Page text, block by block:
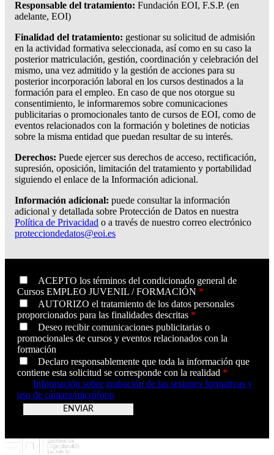
Responsable del tratamiento: Fundación EOI, F.S.P. (en
adelante, EOI)
Finalidad del tratamiento: gestionar su solicitud de admisión
en la actividad formativa seleccionada, así como en su caso la
posterior matriculación, gestión, coordinación y celebración del
mismo, una vez admitido y la gestión de acciones para su
posterior incorporación laboral en los cursos destinados a la
formación para el empleo. En caso de que nos otorgue su
consentimiento, le informaremos sobre comunicaciones
publicitarias o promocionales tanto de cursos de EOI, como de
eventos relacionados con la formación y boletines de noticias
sobre la misma entidad que puedan resultar de su interés.
Derechos: Puede ejercer sus derechos de acceso, rectificación,
supresión, oposición, limitación del tratamiento y portabilidad
siguiendo el enlace de la Información adicional.
Información adicional: puede consultar la información
adicional y detallada sobre Protección de Datos en nuestra
Política de Privacidad o a través de nuestro correo electrónico
protecciondedatos@eoi.es
ACEPTO los términos del condicionado general de
Cursos EMPLEO JUVENIL / FORMACIÓN *
AUTORIZO el tratamiento de los datos personales
proporcionados para las finalidades descritas *
Deseo recibir comunicaciones publicitarias o
promocionales de cursos y eventos relacionados con la
formación
Declaro responsablemente que toda la información que
contiene esta solicitud se corresponde con la realidad *
Información sobre grabación de las sesiones formativas y
uso de cámara/micrófono